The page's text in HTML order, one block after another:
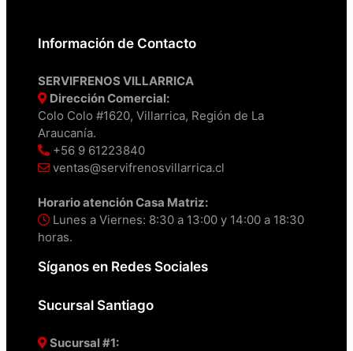
Información de Contacto
SERVIFRENOS VILLARRICA
Dirección Comercial:
Colo Colo #1620, Villarrica, Región de La
Araucanía.
+56 9 61223840
ventas@servifrenosvillarrica.cl
Horario atención Casa Matriz:
Lunes a Viernes: 8:30 a 13:00 y 14:00 a 18:30
horas.
Síganos en Redes Sociales
Sucursal Santiago
Sucursal #1: